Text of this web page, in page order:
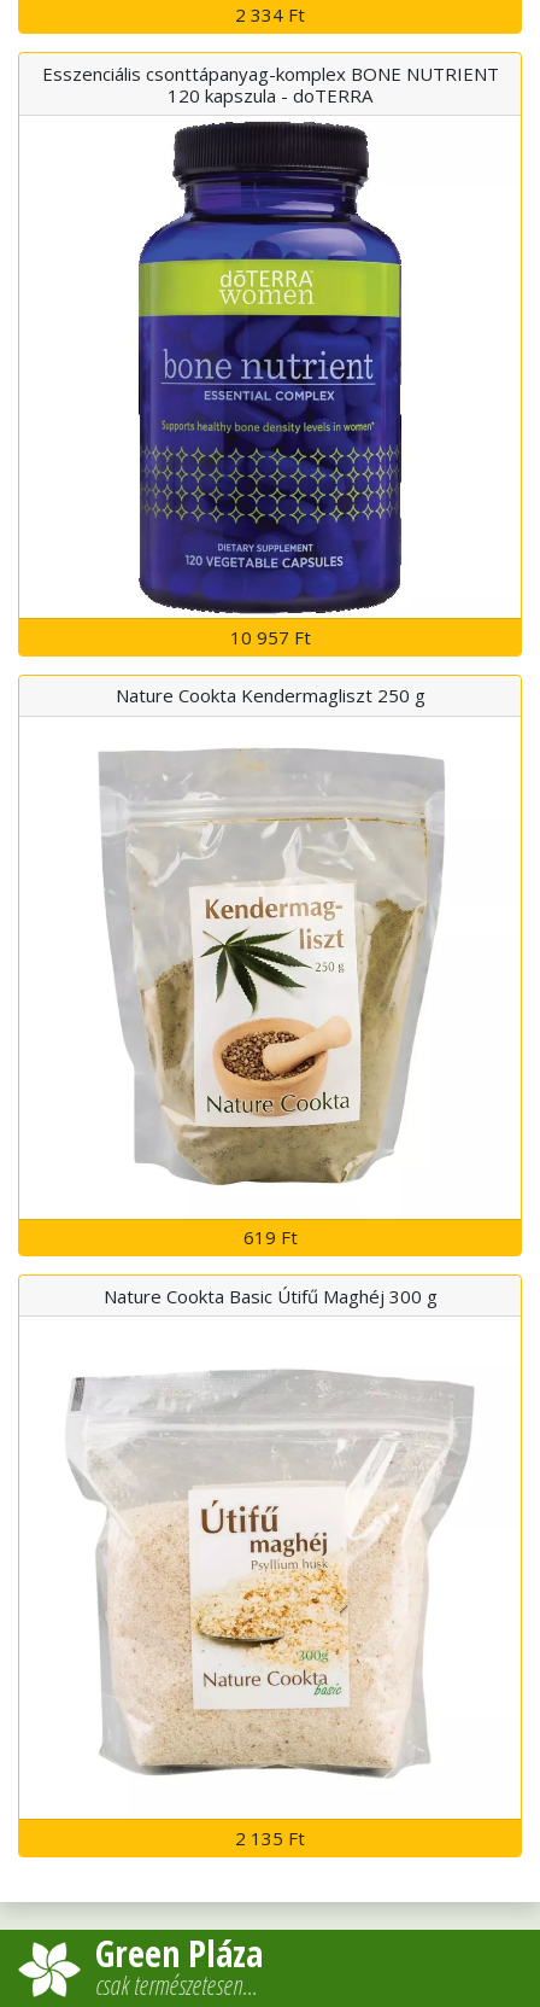
2 334 Ft
Esszenciális csonttápanyag-komplex BONE NUTRIENT
120 kapszula - doTERRA
10 957 Ft
Nature Cookta Kendermagliszt 250 g
619 Ft
Nature Cookta Basic Útifű Maghéj 300 g
2 135 Ft
Green Pláza
csak természetesen…